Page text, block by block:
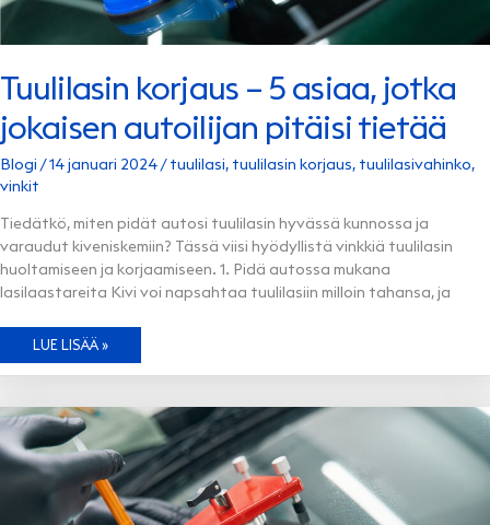
Tuulilasin korjaus – 5 asiaa, jotka
jokaisen autoilijan pitäisi tietää
Blogi /14 januari 2024/tuulilasi, tuulilasin korjaus, tuulilasivahinko,
vinkit
Tiedätkö, miten pidät autosi tuulilasin hyvässä kunnossa ja
varaudut kiveniskemiin? Tässä viisi hyödyllistä vinkkiä tuulilasin
huoltamiseen ja korjaamiseen. 1. Pidä autossa mukana
lasilaastareita Kivi voi napsahtaa tuulilasiin milloin tahansa, ja
TUULILASIN
–
JOTKA
JOKAISEN
AUTOILIJAN
PITÄISI
TIETÄÄ
LUE LISÄÄ »